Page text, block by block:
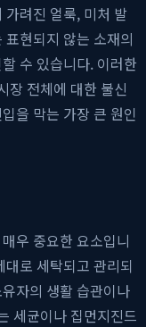
려진 얼룩, 미처 발
현되지 않는 소재의
수 있습니다. 이러한
장 전체에 대한 불신
을 막는 가장 큰 원인
우 중요한 요소입니
로 세탁되고 관리되
자의 생활 습관이나
세균이나 집먼지진드